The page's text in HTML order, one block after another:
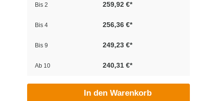
Bis 2 259,92 €*
Bis 4 256,36 €*
Bis 9 249,23 €*
Ab 10 240,31 €*
In den Warenkorb